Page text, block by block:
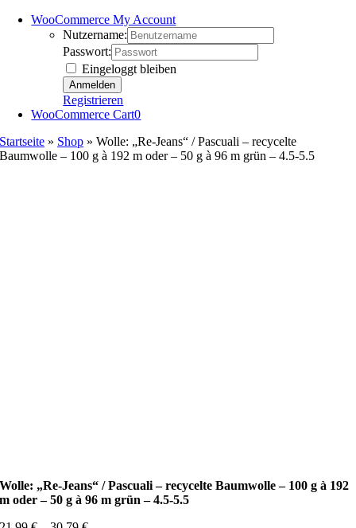
WooCommerce My Account
Nutzername:
Passwort:
Eingeloggt bleiben
Registrieren
WooCommerce Cart0
Startseite » Shop »Wolle: „Re-Jeans“ / Pascuali – recycelte
Baumwolle – 100 g à 192 m oder – 50 g à 96 m grün – 4.5-5.5
Wolle: „Re-Jeans“ / Pascuali – recycelte Baumwolle – 100 g à 192
m oder – 50 g à 96 m grün – 4.5-5.5